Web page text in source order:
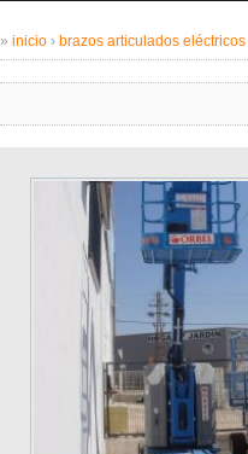
» inicio › brazos articulados eléctricos